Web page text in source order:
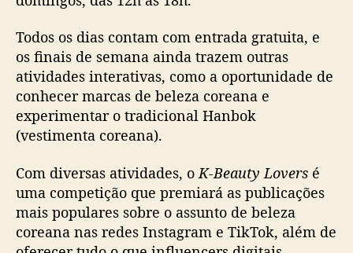
t
o
e
m
S
a
u
l
o
Todos os dias contam com entrada gratuita, e
os finais de semana ainda trazem outras
atividades interativas, como a oportunidade de
conhecer marcas de beleza coreana e
experimentar o tradicional Hanbok
(vestimenta coreana).
Com diversas atividades, oK-Beauty Lovers é
uma competição que premiará as publicações
mais populares sobre o assunto de beleza
coreana nas redes Instagram e TikTok, além de